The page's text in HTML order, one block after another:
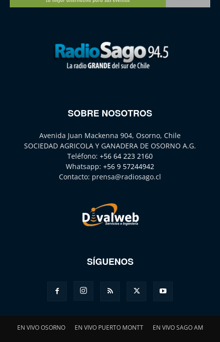
SOBRE NOSOTROS
Avenida Juan Mackenna 904, Osorno, Chile
SOCIEDAD AGRICOLA Y GANADERA DE OSORNO A.G.
Teléfono: +56 64 223 2160
Whatsapp: +56 9 57244942
Contacto: prensa@radiosago.cl
SÍGUENOS
EN VIVO OSORNO EN VIVO PUERTO MONTT EN VIVO SAGO AM